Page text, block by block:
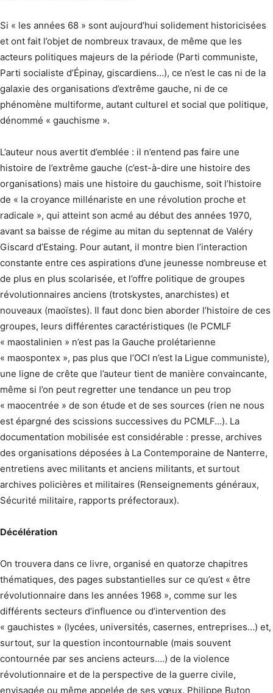
Si « les années 68 » sont aujourd’hui solidement historicisées
et ont fait l’objet de nombreux travaux, de même que les
acteurs politiques majeurs de la période (Parti communiste,
Parti socialiste d’Épinay, giscardiens…), ce n’est le cas ni de la
galaxie des organisations d’extrême gauche, ni de ce
phénomène multiforme, autant culturel et social que politique,
dénommé « gauchisme ».
L’auteur nous avertit d’emblée : il n’entend pas faire une
histoire de l’extrême gauche (c’est-à-dire une histoire des
organisations) mais une histoire du gauchisme, soit l’histoire
de « la croyance millénariste en une révolution proche et
radicale », qui atteint son acmé au début des années 1970,
avant sa baisse de régime au mitan du septennat de Valéry
Giscard d’Estaing. Pour autant, il montre bien l’interaction
constante entre ces aspirations d’une jeunesse nombreuse et
de plus en plus scolarisée, et l’offre politique de groupes
révolutionnaires anciens (trotskystes, anarchistes) et
nouveaux (maoïstes). Il faut donc bien aborder l’histoire de ces
groupes, leurs différentes caractéristiques (le PCMLF
« maostalinien » n’est pas la Gauche prolétarienne
« maospontex », pas plus que l’OCI n’est la Ligue communiste),
une ligne de crête que l’auteur tient de manière convaincante,
même si l’on peut regretter une tendance un peu trop
« maocentrée » de son étude et de ses sources (rien ne nous
est épargné des scissions successives du PCMLF…). La
documentation mobilisée est considérable : presse, archives
des organisations déposées à La Contemporaine de Nanterre,
entretiens avec militants et anciens militants, et surtout
archives policières et militaires (Renseignements généraux,
Sécurité militaire, rapports préfectoraux).
Décélération
On trouvera dans ce livre, organisé en quatorze chapitres
thématiques, des pages substantielles sur ce qu’est « être
révolutionnaire dans les années 1968 », comme sur les
différents secteurs d’influence ou d’intervention des
« gauchistes » (lycées, universités, casernes, entreprises…) et,
surtout, sur la question incontournable (mais souvent
contournée par ses anciens acteurs….) de la violence
révolutionnaire et de la perspective de la guerre civile,
envisagée ou même appelée de ses vœux. Philippe Buton